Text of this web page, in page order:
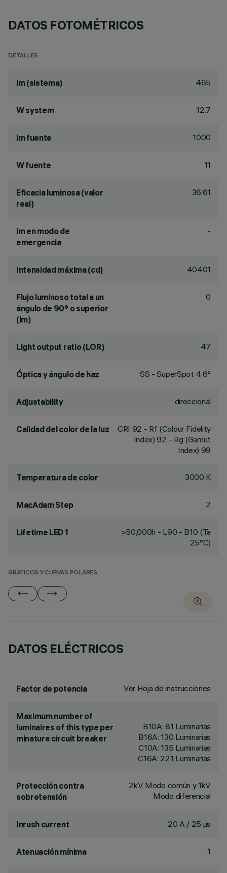
DATOS FOTOMÉTRICOS
DETALLES
lm (sistema) 465
W system 12.7
lm fuente 1000
W fuente 11
Eficacia luminosa (valor
real)
36.61
lm en modo de
emergencia
-
Intensidad máxima (cd) 40401
Flujo luminoso total a un
ángulo de 90° o superior
(lm)
0
Light output ratio (LOR) 47
Óptica y ángulo de haz SS - SuperSpot 4.6°
Adjustability direccional
Calidad del color de la luz CRI 92 - Rf (Colour Fidelity
Index) 92 - Rg (Gamut
Index) 99
Temperatura de color 3000 K
MacAdam Step 2
Lifetime LED 1
>50,000h - L90 - B10 (Ta
25°C)
GRÁFICOS Y CURVAS POLARES
DATOS ELÉCTRICOS
Factor de potencia Ver Hoja de instrucciones
Maximum number of
luminaires of this type per
minature circuit breaker
B10A: 81 Luminarias
B16A: 130 Luminarias
C10A: 135 Luminarias
C16A: 221 Luminarias
Protección contra
sobretensión
2kV Modo común y 1kV
Modo diferencial
Inrush current 20 A / 25 µs
Atenuación mínima 1